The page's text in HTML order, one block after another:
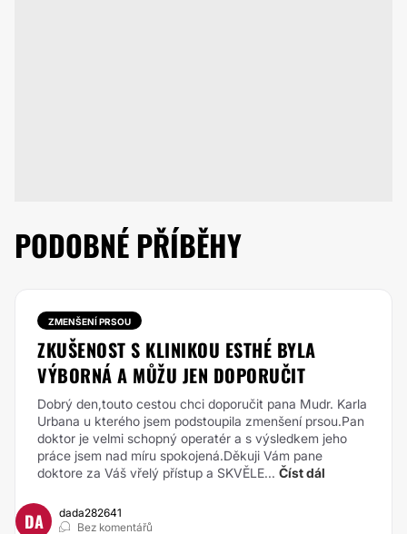
PODOBNÉ PŘÍBĚHY
ZMENŠENÍ PRSOU
ZKUŠENOST S KLINIKOU ESTHÉ BYLA
VÝBORNÁ A MŮŽU JEN DOPORUČIT
Dobrý den,touto cestou chci doporučit pana Mudr. Karla
Urbana u kterého jsem podstoupila zmenšení prsou.Pan
doktor je velmi schopný operatér a s výsledkem jeho
práce jsem nad míru spokojená.Děkuji Vám pane
doktore za Váš vřelý přístup a SKVĚLE... Číst dál
DA
dada282641
Bez komentářů